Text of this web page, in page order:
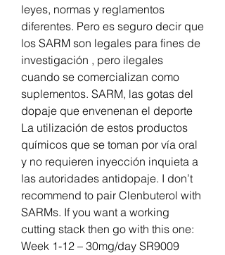
leyes, normas y reglamentos
diferentes. Pero es seguro decir que
los SARM son legales para fines de
investigación , pero ilegales
cuando se comercializan como
suplementos. SARM, las gotas del
dopaje que envenenan el deporte
La utilización de estos productos
químicos que se toman por vía oral
y no requieren inyección inquieta a
las autoridades antidopaje. I don’t
recommend to pair Clenbuterol with
SARMs. If you want a working
cutting stack then go with this one:
Week 1-12 – 30mg/day SR9009